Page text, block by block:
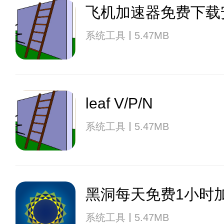
飞机加速器免费下载
系统工具 5.47MB
leaf V/P/N
系统工具 5.47MB
黑洞每天免费1小时
系统工具 5.47MB